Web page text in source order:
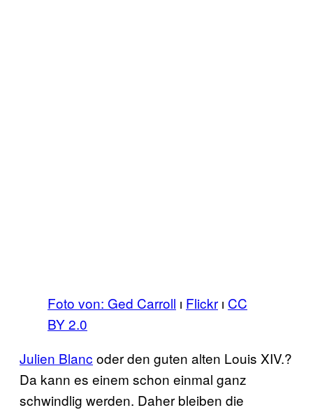
Foto von: Ged Carroll ı Flickr ı CC
BY 2.0
Julien Blanc oder den guten alten Louis XIV.?
Da kann es einem schon einmal ganz
schwindlig werden. Daher bleiben die